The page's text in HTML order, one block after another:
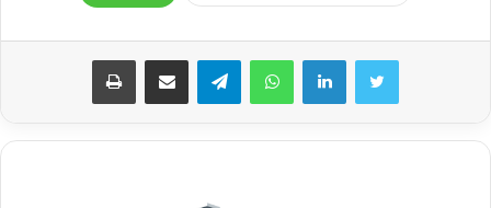
واتس آپ تلگرام اشتراک گذاری از طریق ایمیل چاپ